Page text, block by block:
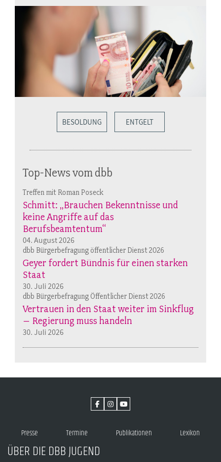
BESOLDUNG ENTGELT
Top-News vom dbb
Treffen mit Roman Poseck
Schmitt: „Brauchen Bekenntnisse und
keine Angriffe auf das
Berufsbeamtentum“
04. August 2026
dbb Bürgerbefragung öffentlicher Dienst 2026
Geyer fordert Bündnis für einen starken
Staat
30. Juli 2026
dbb Bürgerbefragung Öffentlicher Dienst 2026
Vertrauen in den Staat weiter im Sinkflug
– Regierung muss handeln
30. Juli 2026
Presse Termine Publikationen Lexikon
ÜBER DIE DBB JUGEND